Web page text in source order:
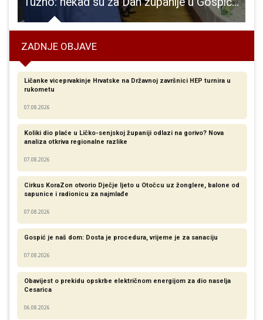
ZADNJE OBJAVE
Ličanke viceprvakinje Hrvatske na Državnoj završnici HEP turnira u
rukometu
07.08.2026
Koliki dio plaće u Ličko-senjskoj županiji odlazi na gorivo? Nova
analiza otkriva regionalne razlike​
07.08.2026
Cirkus KoraZon otvorio Dječje ljeto u Otočcu uz žonglere, balone od
sapunice i radionicu za najmlađe
07.08.2026
Gospić je naš dom: Dosta je procedura, vrijeme je za sanaciju
07.08.2026
Obavijest o prekidu opskrbe električnom energijom za dio naselja
Cesarica
06.08.2026